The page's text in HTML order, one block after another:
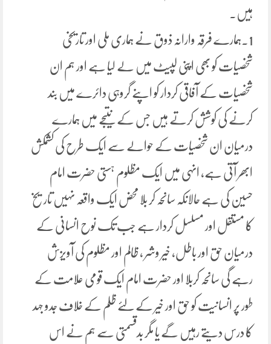
ہیں۔
1۔ہمارے فرقہ وارانہ ذوق نے ہماری ملی اور تاریخی
شخصیات کو بھی اپنی لپیٹ میں لے لیا ہے اور ہم ان
شخصیات کے آفاقی کردار کو اپنے گروہی دائرے میں بند
کرنے کی کوشش کرتے ہیں جس کے نتیجے میں ہمارے
درمیان ان شخصیات کے حوالے سے ایک طرح کی کشمکش
ابھر آتی ہے، انہی میں ایک مظلوم ہستی حضرت امام
حسین کی ہے حالانکہ سانحہ کر بلا محض ایک واقعہ نہیں تاریخ
کا مستقل اور مسلسل کردار ہے جب تک نوح انسانی کے
درمیان حق اور باطل، خیر وشر ، ظالم اور مظلوم کی آویزش
رہے گی سانحہ کربلا اور حضرت امام ایک قومی علامت کے
طور پر انسانیت کو حق اور خیر کے لئے ظلم کے خلاف جدو جہد
کا درس دیتے رہیں گے یا مگر بدقسمتی سے ہم نے اس